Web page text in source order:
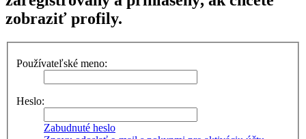
zobraziť profily.
Používateľské meno:
Heslo:
Zabudnuté heslo